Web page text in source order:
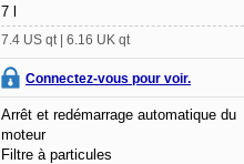
7 l
7.4 US qt | 6.16 UK qt
Connectez-vous pour voir.
Arrêt et redémarrage automatique du
moteur
Filtre à particules